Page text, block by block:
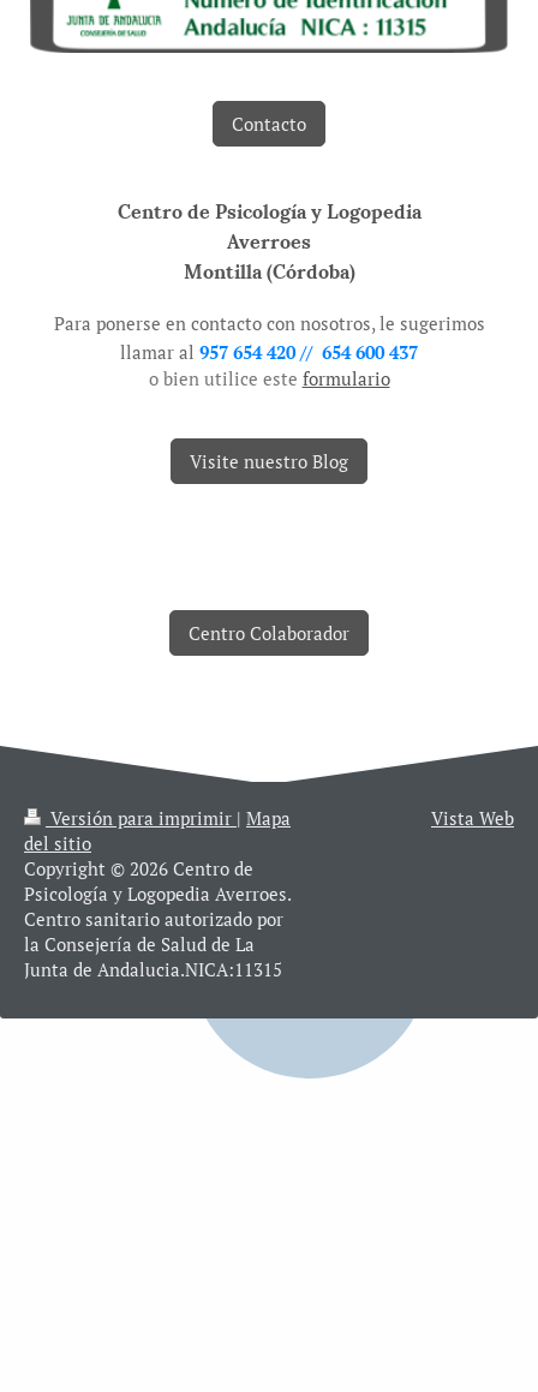
Contacto
Centro de Psicología y Logopedia
Averroes
Montilla (Córdoba)
Para ponerse en contacto con nosotros, le sugerimos
llamar al 957 654 420 // 654 600 437
o bien utilice este formulario
Visite nuestro Blog
Centro Colaborador
Versión para imprimir | Mapa
del sitio
Copyright © 2026 Centro de
Psicología y Logopedia Averroes.
Centro sanitario autorizado por
la Consejería de Salud de La
Junta de Andalucia.NICA:11315
Vista Web